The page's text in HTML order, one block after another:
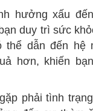
hưởng xấu
duy trì sức
thể dẫn đến hệ
hơn, khiến
phải tình